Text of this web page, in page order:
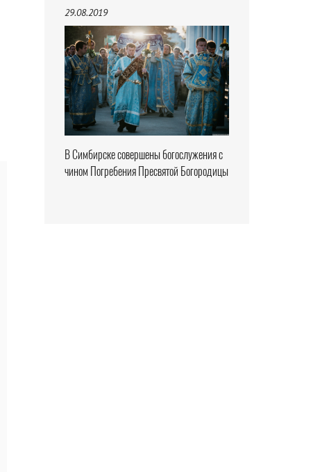
29.08.2019
В Симбирске совершены богослужения с
чином Погребения Пресвятой Богородицы